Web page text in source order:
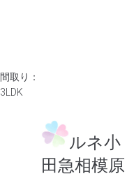
間取り：
3LDK
ルネ小
田急相模原